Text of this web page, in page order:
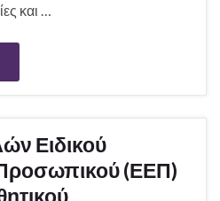
και …
Ειδικού
(ΕΕΠ)